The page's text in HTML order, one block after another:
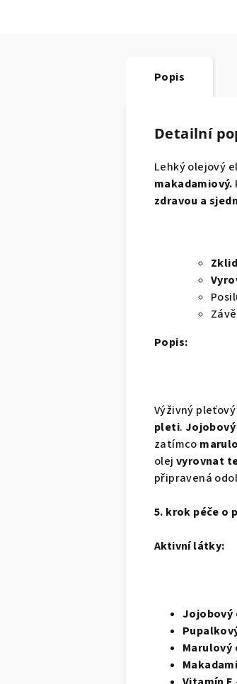
Popis
Detailní
Lehký olejový
makadamiový.
zdravou a
Popis:
Výživný
pleti. Jojobový
zatímco
olej vyrovnat
připravená
5. krok péče o
Aktivní látky:
Jojobový
Marulový